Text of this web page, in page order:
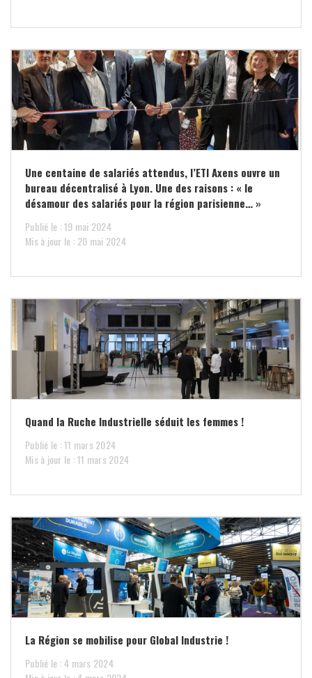
Une centaine de salariés attendus, l’ETI Axens ouvre un
bureau décentralisé à Lyon. Une des raisons : « le
désamour des salariés pour la région parisienne… »
Publié le : 19 mai 2024
Mis à jour le : 20 mai 2024
Quand la Ruche Industrielle séduit les femmes !
Publié le : 11 mars 2024
Mis à jour le : 11 mars 2024
La Région se mobilise pour Global Industrie !
Publié le : 4 mars 2024